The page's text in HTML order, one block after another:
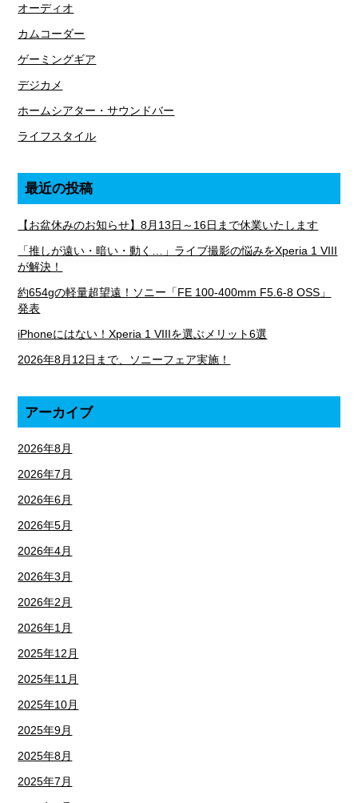
オーディオ
カムコーダー
ゲーミングギア
デジカメ
ホームシアター・サウンドバー
ライフスタイル
最近の投稿
【お盆休みのお知らせ】8月13日～16日まで休業いたします
「推しが遠い・暗い・動く…」ライブ撮影の悩みをXperia 1 VIII
が解決！
約654gの軽量超望遠！ソニー「FE 100-400mm F5.6-8 OSS」
発表
iPhoneにはない！Xperia 1 VIIIを選ぶメリット6選
2026年8月12日まで、ソニーフェア実施！
アーカイブ
2026年8月
2026年7月
2026年6月
2026年5月
2026年4月
2026年3月
2026年2月
2026年1月
2025年12月
2025年11月
2025年10月
2025年9月
2025年8月
2025年7月